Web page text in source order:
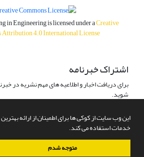
این وب سایت از کوکی ها برای اطمینان از ارائه بهترین
خدمات استفاده می کند.
متوجه شدم
in Engineering is licensed under aCreative
Attribution 4.0 International License
اشتراک خبرنامه
برای دریافت اخبار و اطلاعیه های مهم نشریه در
شوید.